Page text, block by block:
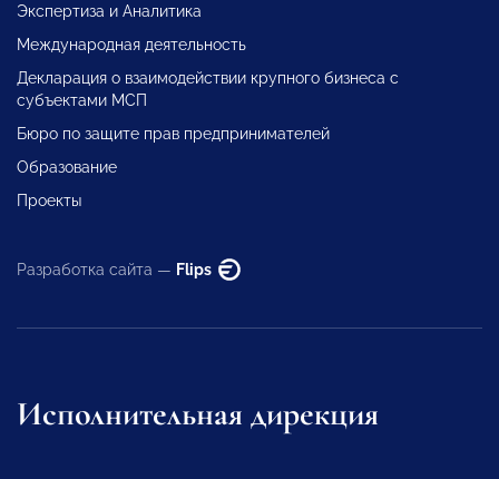
Экспертиза и Аналитика
Международная деятельность
Декларация о взаимодействии крупного бизнеса с
субъектами МСП
Бюро по защите прав предпринимателей
Образование
Проекты
Разработка сайта — Flips
Исполнительная дирекция